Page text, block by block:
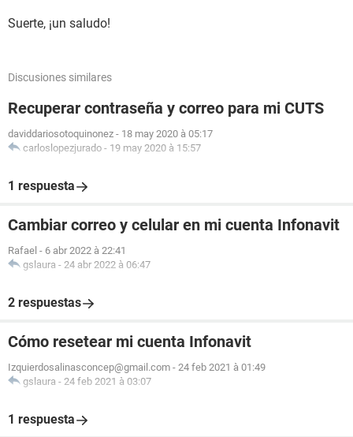
Suerte, ¡un saludo!
Discusiones similares
Recuperar contraseña y correo para mi CUTS
daviddariosotoquinonez - 18 may 2020 à 05:17
carloslopezjurado - 19 may 2020 à 15:57
1 respuesta
Cambiar correo y celular en mi cuenta Infonavit
Rafael - 6 abr 2022 à 22:41
gslaura - 24 abr 2022 à 06:47
2 respuestas
Cómo resetear mi cuenta Infonavit
Izquierdosalinasconcep@gmail.com - 24 feb 2021 à 01:49
gslaura - 24 feb 2021 à 03:07
1 respuesta